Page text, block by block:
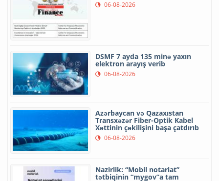
06-08-2026
DSMF 7 ayda 135 minə yaxın
elektron arayış verib
06-08-2026
Azərbaycan və Qazaxıstan
Transxəzər Fiber-Optik Kabel
Xəttinin çəkilişini başa çatdırıb
06-08-2026
Nazirlik: “Mobil notariat”
tətbiqinin “mygov”a tam